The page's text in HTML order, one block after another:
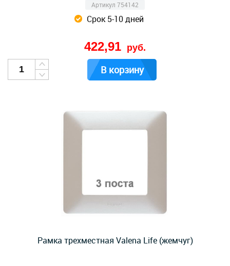
Артикул 754142
Срок 5-10 дней
422,91 руб.
В корзину
Рамка трехместная Valena Life (жемчуг)